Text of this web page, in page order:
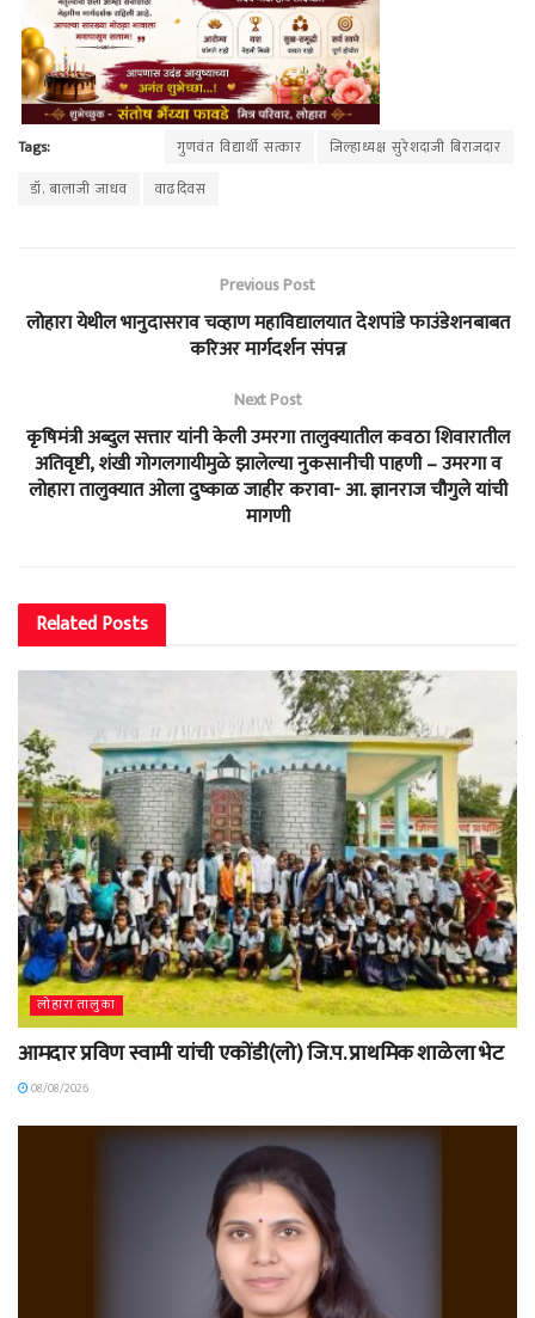
Tags: गुणवंत विद्यार्थी सत्कार
जिल्हाध्यक्ष सुरेशदाजी बिराजदार
डॉ. बालाजी जाधव
वाढदिवस
Previous Post
लोहारा येथील भानुदासराव चव्हाण महाविद्यालयात देशपांडे फाउंडेशनबाबत
करिअर मार्गदर्शन संपन्न
Next Post
कृषिमंत्री अब्दुल सत्तार यांनी केली उमरगा तालुक्यातील कवठा शिवारातील
अतिवृष्टी, शंखी गोगलगायीमुळे झालेल्या नुकसानीची पाहणी – उमरगा व
लोहारा तालुक्यात ओला दुष्काळ जाहीर करावा- आ. ज्ञानराज चौगुले यांची
मागणी
RelatedPosts
लोहारा तालुका
आमदार प्रविण स्वामी यांची एकोंडी(लो) जि.प. प्राथमिक शाळेला भेट
08/08/2026